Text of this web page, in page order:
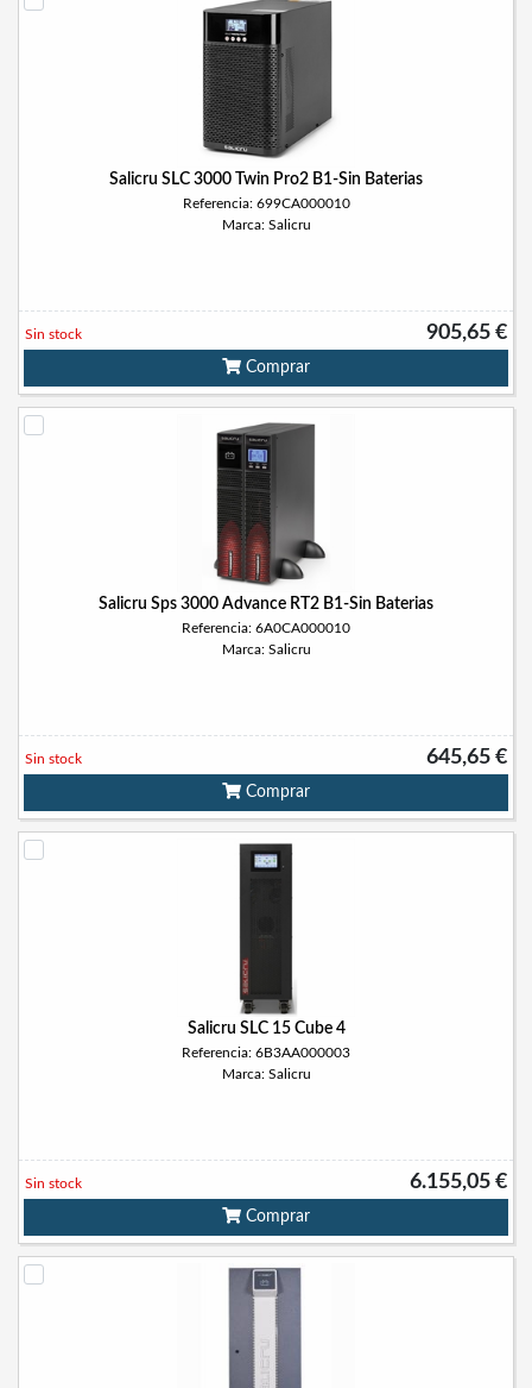
Salicru SLC 3000 Twin Pro2 B1-Sin Baterias
Referencia: 699CA000010
Marca: Salicru
905,65 €
Sin stock
Comprar
Salicru Sps 3000 Advance RT2 B1-Sin Baterias
Referencia: 6A0CA000010
Marca: Salicru
645,65 €
Sin stock
Comprar
Salicru SLC 15 Cube 4
Referencia: 6B3AA000003
Marca: Salicru
6.155,05 €
Sin stock
Comprar